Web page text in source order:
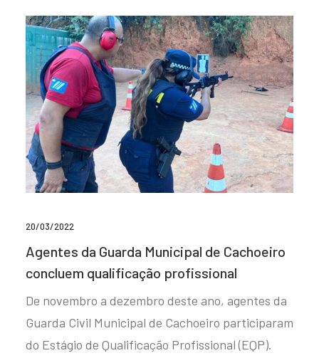
20/03/2022
Agentes da Guarda Municipal de Cachoeiro
concluem qualificação profissional
De novembro a dezembro deste ano, agentes da
Guarda Civil Municipal de Cachoeiro participaram
do Estágio de Qualificação Profissional (EQP).